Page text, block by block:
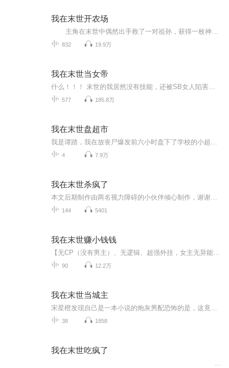
我在末世开农场
832 19.9万
我在末世当女帝
577 185.8万
我在末世盘超市
4 7.9万
我在末世杀疯了
144 5401
我在末世赚小钱钱
90 12.2万
我在末世当城主
38 1858
我在末世吃疯了